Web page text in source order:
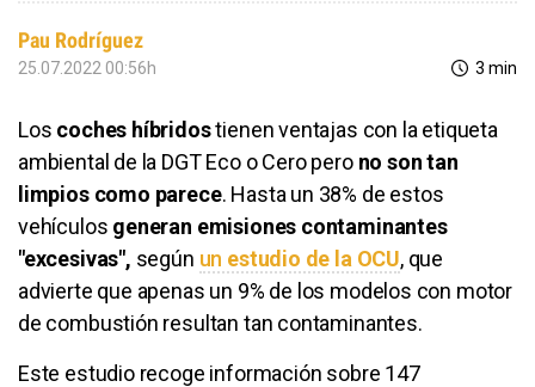
Pau Rodríguez
25.07.2022 00:56h 3 min
Los coches híbridostienen ventajas con la etiqueta
ambiental de la DGT Eco o Cero pero no son tan
limpios como parece. Hasta un 38% de estos
vehículos generan emisiones contaminantes
"excesivas", según un estudio de la OCU, que
advierte que apenas un 9% de los modelos con motor
de combustión resultan tan contaminantes.
Este estudio recoge información sobre 147